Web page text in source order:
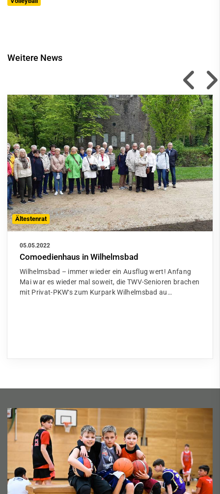
Weitere News
Ältestenrat
05.05.2022
Comoedienhaus in Wilhelmsbad
Wilhelmsbad – immer wieder ein Ausflug wert! Anfang
Mai war es wieder mal soweit, die TWV-Senioren brachen
mit Privat-PKW‘s zum Kurpark Wilhelmsbad au…